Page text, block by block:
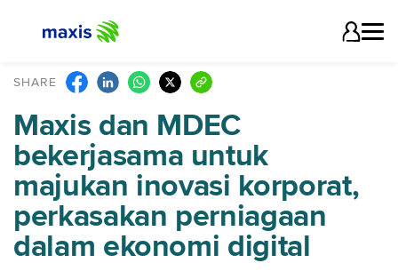
SHARE
Maxis dan MDEC
bekerjasama untuk
majukan inovasi korporat,
perkasakan perniagaan
dalam ekonomi digital